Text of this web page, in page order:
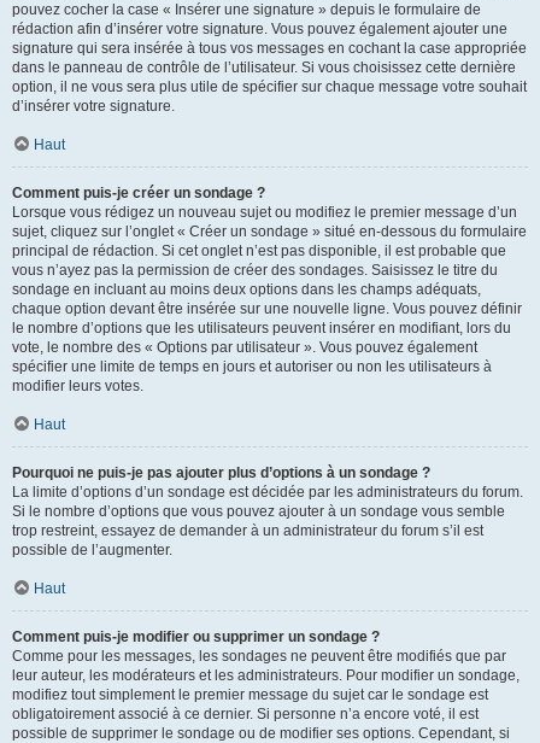
pouvez cocher la case « Insérer une signature » depuis le formulaire de
rédaction afin d’insérer votre signature. Vous pouvez également ajouter une
signature qui sera insérée à tous vos messages en cochant la case appropriée
dans le panneau de contrôle de l’utilisateur. Si vous choisissez cette dernière
option, il ne vous sera plus utile de spécifier sur chaque message votre souhait
d’insérer votre signature.
Haut
Comment puis-je créer un sondage ?
Lorsque vous rédigez un nouveau sujet ou modifiez le premier message d’un
sujet, cliquez sur l’onglet « Créer un sondage » situé en-dessous du formulaire
principal de rédaction. Si cet onglet n’est pas disponible, il est probable que
vous n’ayez pas la permission de créer des sondages. Saisissez le titre du
sondage en incluant au moins deux options dans les champs adéquats,
chaque option devant être insérée sur une nouvelle ligne. Vous pouvez définir
le nombre d’options que les utilisateurs peuvent insérer en modifiant, lors du
vote, le nombre des « Options par utilisateur ». Vous pouvez également
spécifier une limite de temps en jours et autoriser ou non les utilisateurs à
modifier leurs votes.
Haut
Pourquoi ne puis-je pas ajouter plus d’options à un sondage ?
La limite d’options d’un sondage est décidée par les administrateurs du forum.
Si le nombre d’options que vous pouvez ajouter à un sondage vous semble
trop restreint, essayez de demander à un administrateur du forum s’il est
possible de l’augmenter.
Haut
Comment puis-je modifier ou supprimer un sondage ?
Comme pour les messages, les sondages ne peuvent être modifiés que par
leur auteur, les modérateurs et les administrateurs. Pour modifier un sondage,
modifiez tout simplement le premier message du sujet car le sondage est
obligatoirement associé à ce dernier. Si personne n’a encore voté, il est
possible de supprimer le sondage ou de modifier ses options. Cependant, si